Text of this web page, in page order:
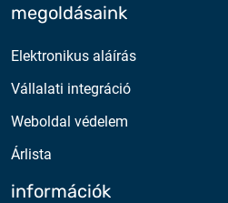
megoldásaink
Elektronikus aláírás
Vállalati integráció
Weboldal védelem
Árlista
információk